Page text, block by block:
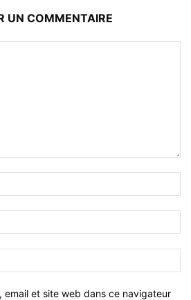
UN COMMENTAIRE
email et site web dans ce navigateur